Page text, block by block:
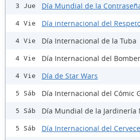
3 Jue Día Mundial de la
4 Vie Día internacional del
4 Vie Día Internacional de la Tuba
4 Vie Día Internacional del
4 Vie Día de Star Wars
5 Sáb Día Internacional del Cómic
5 Sáb Día Mundial de la Jardinería
5 Sáb Día Internacional del